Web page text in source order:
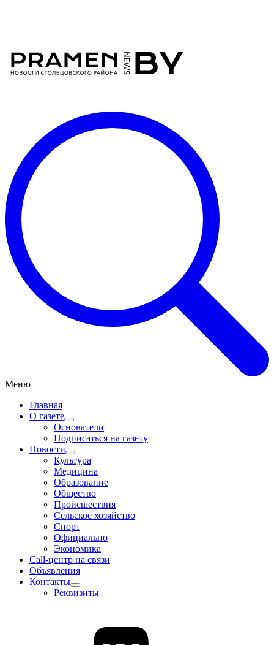
Меню
Главная
О газете
Основатели
Подписаться на газету
Новости
Культура
Медицина
Образование
Общество
Происшествия
Сельское хозяйство
Спорт
Официально
Экономика
Call-центр на связи
Объявления
Контакты
Реквизиты